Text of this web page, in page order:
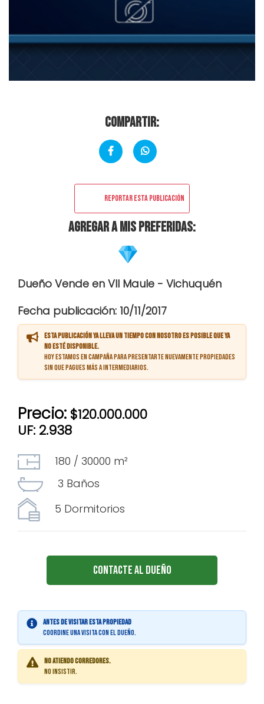
Compartir:
Reportar esta publicación
Agregar a mis preferidas:
Dueño Vende en VII Maule - Vichuquén
Fecha publicación: 10/11/2017
Esta publicación ya lleva un tiempo con nosotro es posible que ya
no esté disponible.
Hoy estamos en campaña para presentarte nuevamente propiedades
sin que pagues más a intermediarios.
Precio: $120.000.000
UF: 2.938
180 / 30000 m²
3 Baños
5 Dormitorios
Contacte al Dueño
Antes de visitar esta propiedad
coordine una visita con el dueño.
No atiendo corredores.
No insistir.